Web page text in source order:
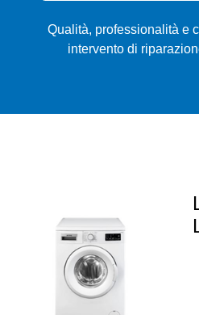
Qualità, professionalità e
intervento di